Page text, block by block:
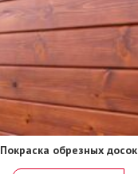
Покраска обрезных досок